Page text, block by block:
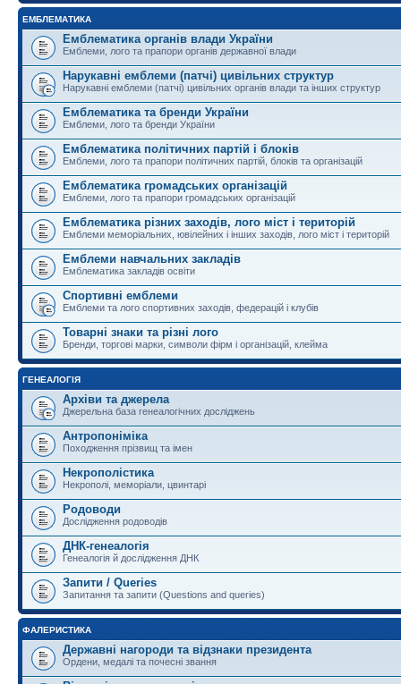
ЕМБЛЕМАТИКА
Емблематика органів влади України
Емблеми, лого та прапори органів державної влади
Нарукавні емблеми (патчі) цивільних структур
Нарукавні емблеми (патчі) цивільних органів влади та інших структур
Емблематика та бренди України
Емблеми, лого та бренди України
Емблематика політичних партій і блоків
Емблеми, лого та прапори політичних партій, блоків та організацій
Емблематика громадських організацій
Емблеми, лого та прапори громадських організацій
Емблематика різних заходів, лого міст і територій
Емблеми меморіальних, ювілейних і інших заходів, лого міст і територій
Емблеми навчальних закладів
Емблематика закладів освіти
Спортивні емблеми
Емблеми та лого спортивних заходів, федерацій і клубів
Товарні знаки та різні лого
Бренди, торгові марки, символи фірм і організацій, клейма
ГЕНЕАЛОГІЯ
Архіви та джерела
Джерельна база генеалогічних досліджень
Антропоніміка
Походження прізвищ та імен
Некрополістика
Некрополі, меморіали, цвинтарі
Родоводи
Дослідження родоводів
ДНК-генеалогія
Генеалогія й дослідження ДНК
Запити / Queries
Запитання та запити (Questions and queries)
ФАЛЕРИСТИКА
Державні нагороди та відзнаки президента
Ордени, медалі та почесні звання